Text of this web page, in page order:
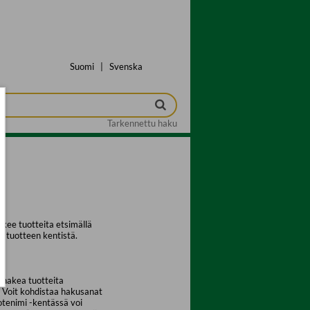
Suomi Svenska
Tarkennettu haku
tuotteita etsimällä
tuotteen kentistä.
hakea tuotteita
kohdistaa hakusanat
-kentässä voi